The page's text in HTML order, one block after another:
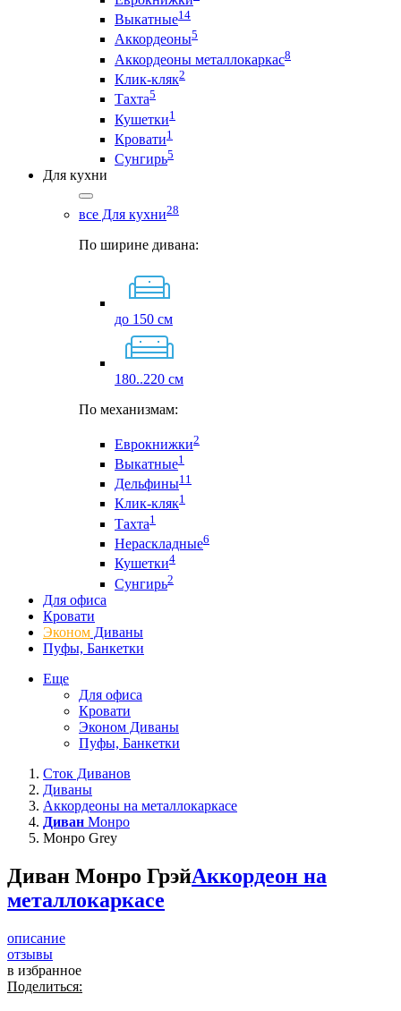
Выкатные14
Аккордеоны5
Аккордеоны металлокаркас8
Клик-кляк2
Тахта5
Кушетки1
Кровати1
Сунгирь5
Для кухни
все Для кухни28
По ширине дивана:
до 150 см
180..220 см
По механизмам:
Еврокнижки2
Выкатные1
Дельфины11
Клик-кляк1
Тахта1
Нераскладные6
Кушетки4
Сунгирь2
Для офиса
Кровати
Эконом Диваны
Пуфы, Банкетки
Еще
Для офиса
Кровати
Эконом Диваны
Пуфы, Банкетки
Сток Диванов
Диваны
Аккордеоны на металлокаркасе
Диван Монро
Монро Grey
Диван Монро ГрэйАккордеон на
металлокаркасе
описание
отзывы
в избранное
Поделиться: